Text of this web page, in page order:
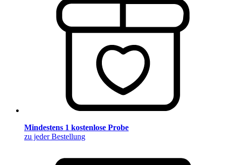
Mindestens 1 kostenlose Probe
zu jeder Bestellung